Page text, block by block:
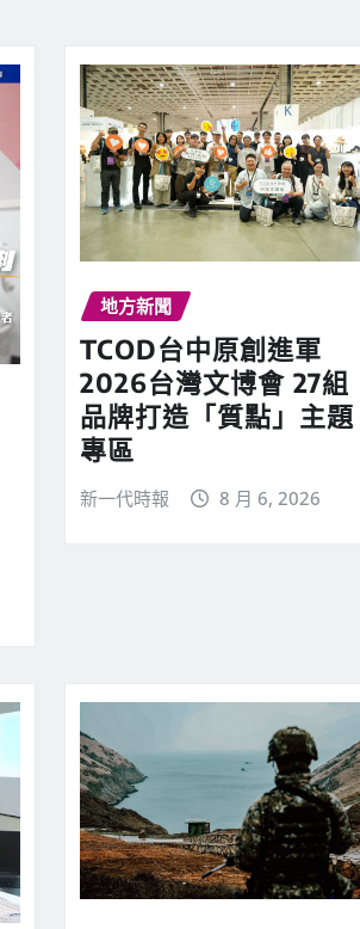
地方新聞
TCOD台中原創進軍
2026台灣文博會 27組
品牌打造「質點」主題
專區
新一代時報 8 月 6, 2026